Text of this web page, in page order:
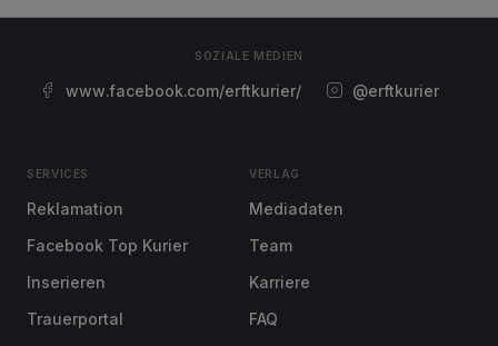
SOZIALE MEDIEN
www.facebook.com/erftkurier/ @erftkurier
SERVICES
Reklamation
Facebook Top Kurier
Inserieren
Trauerportal
VERLAG
Mediadaten
Team
Karriere
FAQ